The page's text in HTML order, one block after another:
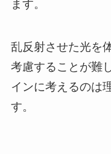
ます。
乱反射させた光を
考慮することが難
インに考えるのは
す。